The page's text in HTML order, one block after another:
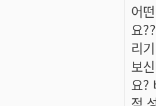
어
요
리
보
요?
적